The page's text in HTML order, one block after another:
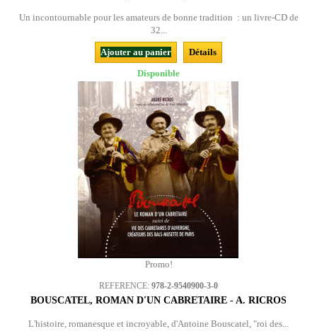
Un incontournable pour les amateurs de bonne tradition : un livre-CD de
32...
Ajouter au panier
Détails
Disponible
Promo!
REFERENCE: 978-2-9540900-3-0
BOUSCATEL, ROMAN D'UN CABRETAIRE - A. RICROS
L'histoire, romanesque et incroyable, d'Antoine Bouscatel, "roi des...